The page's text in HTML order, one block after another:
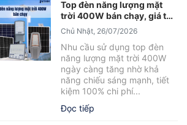
Top đèn năng lượng mặt
trời 400W bán chạy, giá tốt
2026
Chủ Nhật, 26/07/2026
Nhu cầu sử dụng top đèn
năng lượng mặt trời 400W
ngày càng tăng nhờ khả
năng chiếu sáng mạnh, tiết
kiệm 100% chi phí...
Đọc tiếp